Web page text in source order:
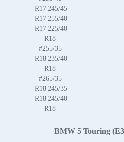
R17|245/45
R17|255/40
R17|225/40
R18
#255/35
R18|235/40
R18
#265/35
R18|245/35
R18|245/40
R18
BMW 5 Touring